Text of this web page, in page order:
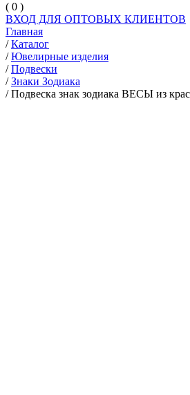
( 0 )
ВХОД ДЛЯ ОПТОВЫХ КЛИЕНТОВ
Главная
/ Каталог
/ Ювелирные изделия
/ Подвески
/ Знаки Зодиака
/ Подвеска знак зодиака ВЕСЫ из